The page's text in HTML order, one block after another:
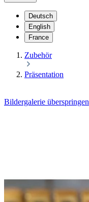
Deutsch
English
France
Zubehör
Präsentation
Bildergalerie überspringen